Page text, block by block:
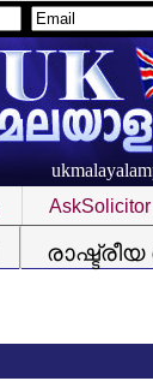
AskSolicitor
രാഷ്ട്രീയ